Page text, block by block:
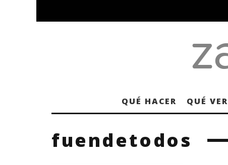
QUÉ HACER QUÉ VER
fuendetodos